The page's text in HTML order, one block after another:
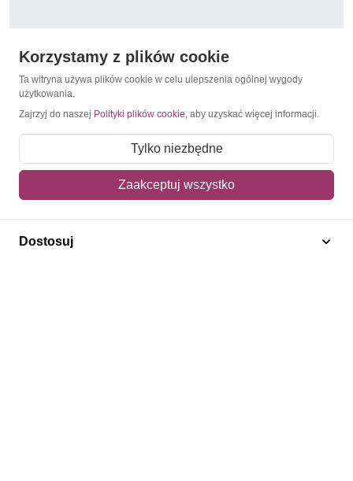
Jemen Południowy 1970
7,00 zł
Dodaj do koszyka
Korzystamy z plików cookie
Ta witryna używa plików cookie w celu ulepszenia ogólnej wygody
użytkowania.
Zajrzyj do naszej Polityki plików cookie, aby uzyskać więcej informacji.
Tylko niezbędne
Zaakceptuj wszystko
Dostosuj